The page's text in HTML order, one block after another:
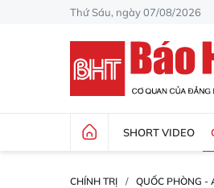
Thứ Sáu, ngày 07/08/2026
SHORT VIDEO
CHÍNH TRỊ QUỐC PHÒNG -